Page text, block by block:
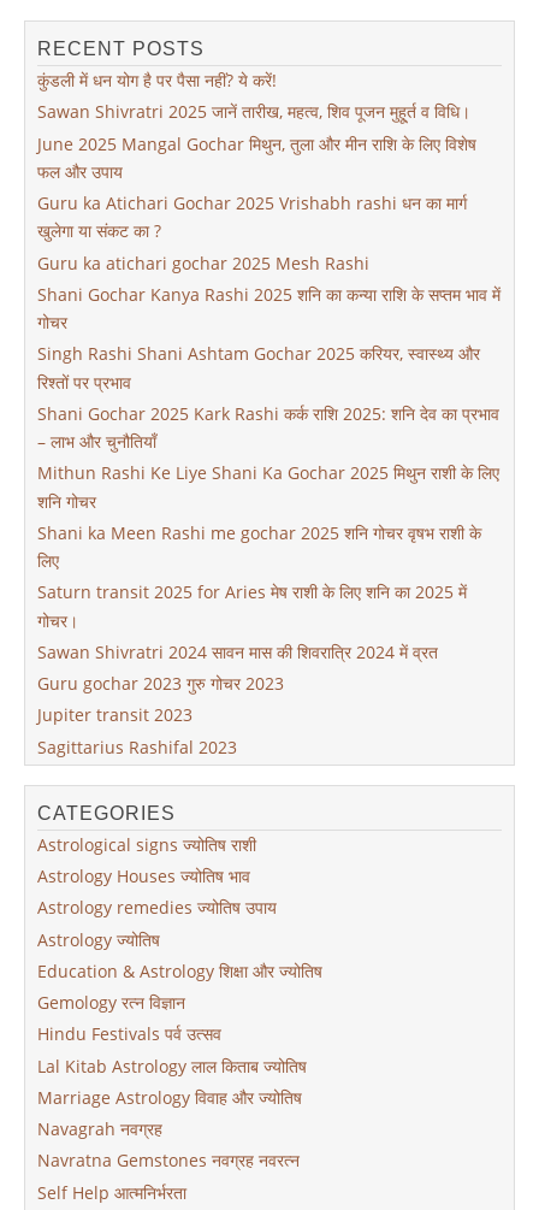
RECENT POSTS
कुंडली में धन योग है पर पैसा नहीं? ये करें!
Sawan Shivratri 2025 जानें तारीख, महत्व, शिव पूजन मुहू्र्त व विधि।
June 2025 Mangal Gochar मिथुन, तुला और मीन राशि के लिए विशेष
फल और उपाय
Guru ka Atichari Gochar 2025 Vrishabh rashi धन का मार्ग
खुलेगा या संकट का ?
Guru ka atichari gochar 2025 Mesh Rashi
Shani Gochar Kanya Rashi 2025 शनि का कन्या राशि के सप्तम भाव में
गोचर
Singh Rashi Shani Ashtam Gochar 2025 करियर, स्वास्थ्य और
रिश्तों पर प्रभाव
Shani Gochar 2025 Kark Rashi कर्क राशि 2025: शनि देव का प्रभाव
– लाभ और चुनौतियाँ
Mithun Rashi Ke Liye Shani Ka Gochar 2025 मिथुन राशी के लिए
शनि गोचर
Shani ka Meen Rashi me gochar 2025 शनि गोचर वृषभ राशी के
लिए
Saturn transit 2025 for Aries मेष राशी के लिए शनि का 2025 में
गोचर।
Sawan Shivratri 2024 सावन मास की शिवरात्रि 2024 में व्रत
Guru gochar 2023 गुरु गोचर 2023
Jupiter transit 2023
Sagittarius Rashifal 2023
CATEGORIES
Astrological signs ज्योतिष राशी
Astrology Houses ज्योतिष भाव
Astrology remedies ज्योतिष उपाय
Astrology ज्योतिष
Education & Astrology शिक्षा और ज्योतिष
Gemology रत्न विज्ञान
Hindu Festivals पर्व उत्सव
Lal Kitab Astrology लाल किताब ज्योतिष
Marriage Astrology विवाह और ज्योतिष
Navagrah नवग्रह
Navratna Gemstones नवग्रह नवरत्न
Self Help आत्मनिर्भरता